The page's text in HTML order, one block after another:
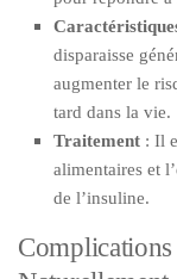
disparaisse
augmenter le
tard dans la vie.
Traitement : Il
alimentaires et
de l’insuline.